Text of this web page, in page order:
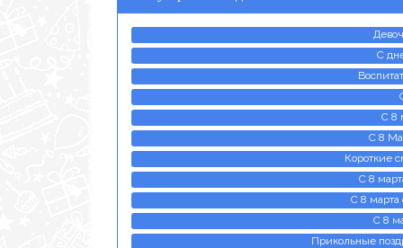
С
С 8
С 8
Короткие
С 8
С 8 марта
С 8
Прикольные